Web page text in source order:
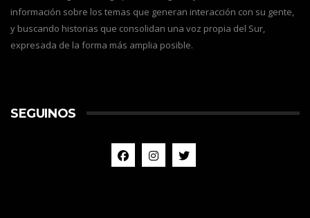
información sobre los temas que generan interacción con su gente,
y buscando historias que consolidan una voz propia del Sur,
expresada de la forma más amplia posible.
SEGUINOS